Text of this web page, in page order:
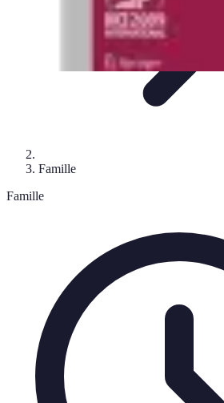
Famille
Famille